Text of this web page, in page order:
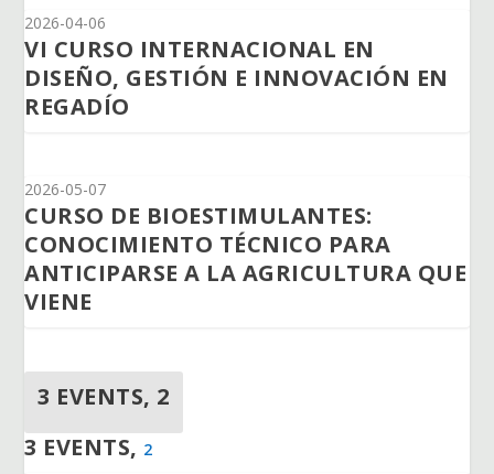
2026-04-06
VI CURSO INTERNACIONAL EN
DISEÑO, GESTIÓN E INNOVACIÓN EN
REGADÍO
2026-05-07
CURSO DE BIOESTIMULANTES:
CONOCIMIENTO TÉCNICO PARA
ANTICIPARSE A LA AGRICULTURA QUE
VIENE
3 EVENTS, 2
3 EVENTS, 2